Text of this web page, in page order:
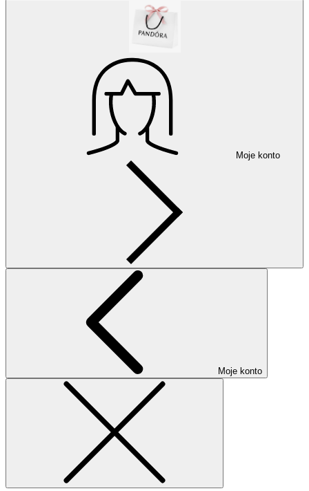
Moje konto
Moje konto